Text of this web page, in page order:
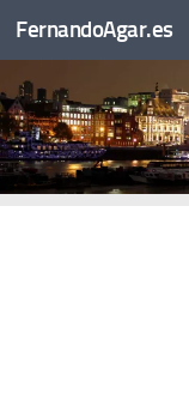
Saltar al contenido
FernandoAgar.es